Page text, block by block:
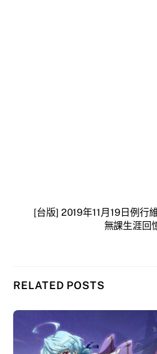
[台版] 2019年11月19日例行
無課生涯回
RELATED POSTS